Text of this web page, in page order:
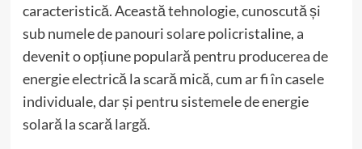
caracteristică. Această tehnologie, cunoscută și
sub numele de panouri solare policristaline, a
devenit o opțiune populară pentru producerea de
energie electrică la scară mică, cum ar fi în casele
individuale, dar și pentru sistemele de energie
solară la scară largă.